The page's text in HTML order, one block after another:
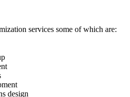
services some of which are:
design